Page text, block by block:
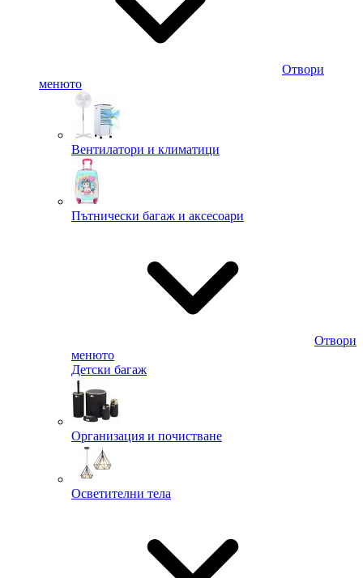
Отвори
менюто
Вентилатори и климатици
Пътнически багаж и аксесоари
Отвори
менюто
Детски багаж
Организация и почистване
Осветителни тела